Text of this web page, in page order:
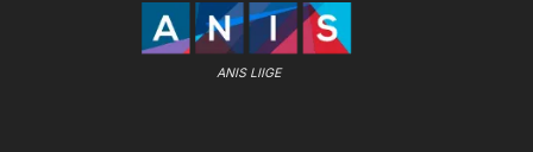
ANIS LIIGE